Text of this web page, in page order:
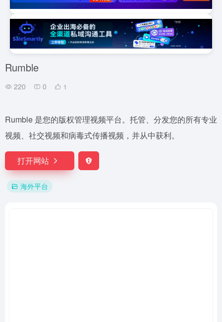
Rumble
220 0 1
Rumble 是您的版权管理视频平台。托管、分发您的所有专业
视频、社交视频和病毒式传播视频，并从中获利。
打开网站
海外平台